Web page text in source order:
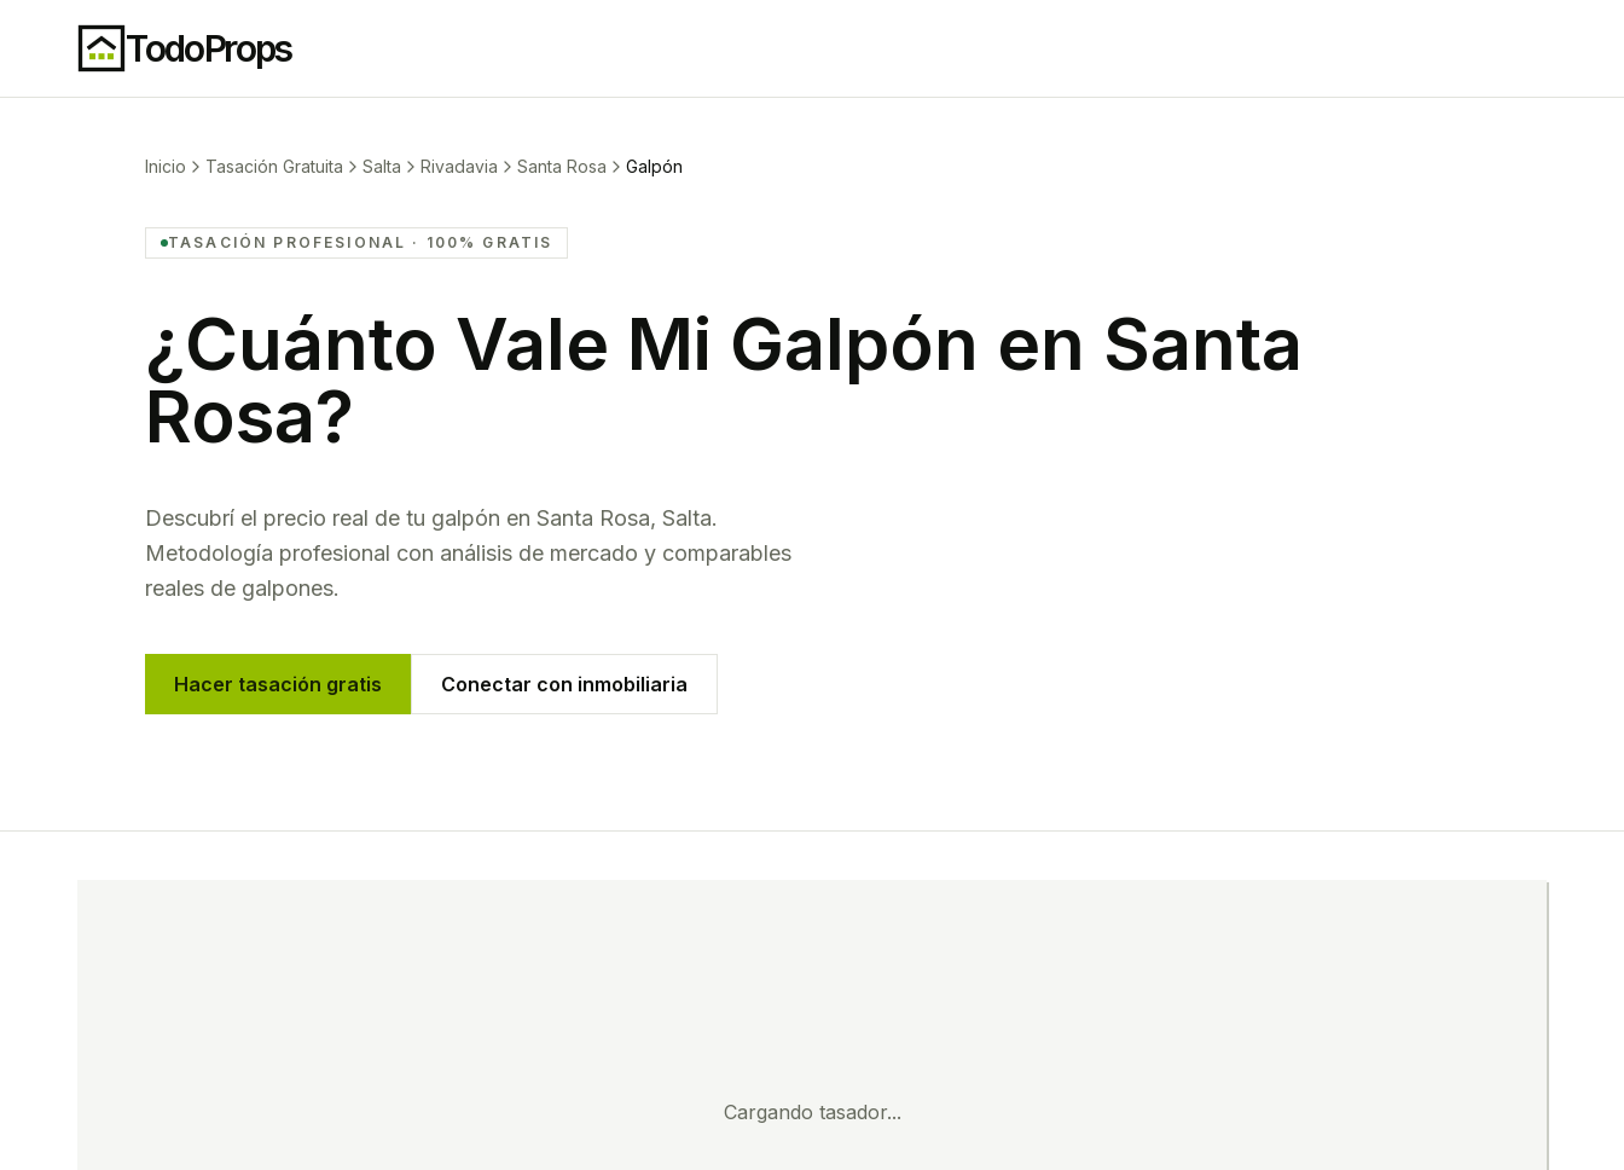
TodoProps
Inicio Tasación Gratuita Salta Rivadavia Santa Rosa Galpón
TASACIÓN PROFESIONAL · 100% GRATIS
¿Cuánto Vale Mi Galpón en Santa
Rosa?
Descubrí el precio real de tu galpón en Santa Rosa, Salta.
Metodología profesional con análisis de mercado y comparables
reales de galpones.
Hacer tasación gratis Conectar con inmobiliaria
Cargando tasador...